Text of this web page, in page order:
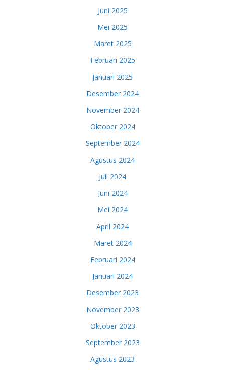
Juni 2025
Mei 2025
Maret 2025
Februari 2025
Januari 2025
Desember 2024
November 2024
Oktober 2024
September 2024
Agustus 2024
Juli 2024
Juni 2024
Mei 2024
April 2024
Maret 2024
Februari 2024
Januari 2024
Desember 2023
November 2023
Oktober 2023
September 2023
Agustus 2023